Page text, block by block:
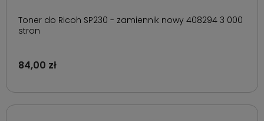
Toner do Ricoh SP230 - zamiennik nowy 408294 3 000
stron
84,00 zł